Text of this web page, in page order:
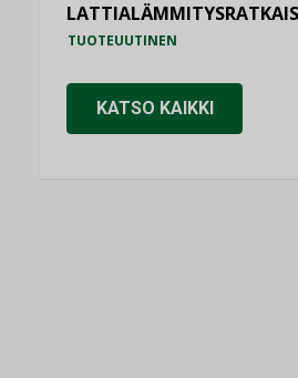
TUOTEUUTINEN
KATSO KAIKKI